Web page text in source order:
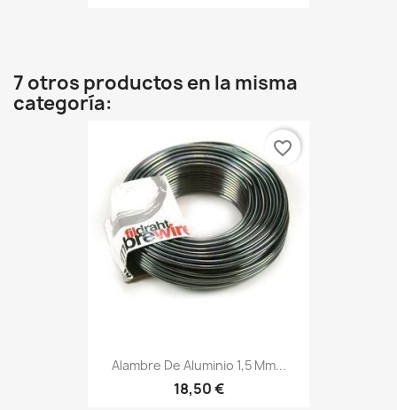
7 otros productos en la misma
categoría:
Alambre De Aluminio 1,5 Mm...
18,50 €
favorite_border